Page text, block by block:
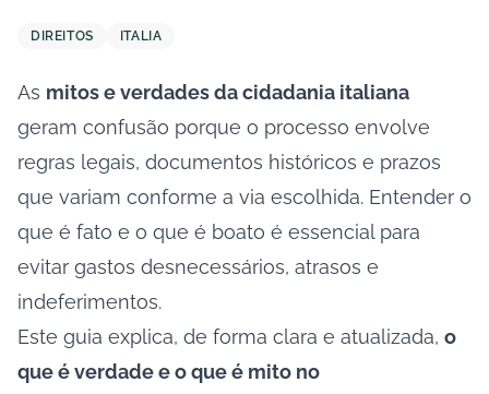
DIREITOS ITALIA
As mitos e verdades da cidadania italiana
geram confusão porque o processo envolve
regras legais, documentos históricos e prazos
que variam conforme a via escolhida. Entender o
que é fato e o que é boato é essencial para
evitar gastos desnecessários, atrasos e
indeferimentos.
Este guia explica, de forma clara e atualizada, o
que é verdade e o que é mito no